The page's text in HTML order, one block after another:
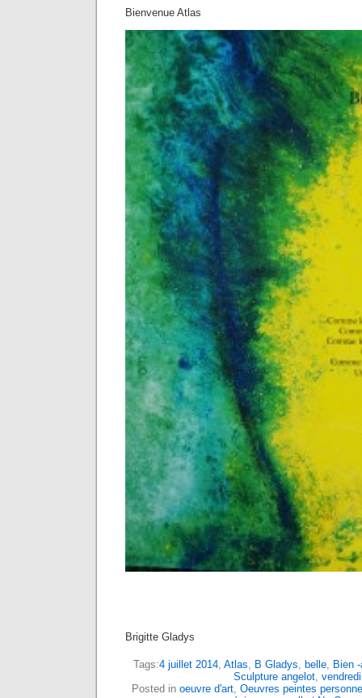
Bienvenue Atlas
Brigitte Gladys
Tags:4 juillet 2014 Atlas B Gladys belle Bien
Sculpture angelot, vendredi
Posted in oeuvre d'art Oeuvres peintes